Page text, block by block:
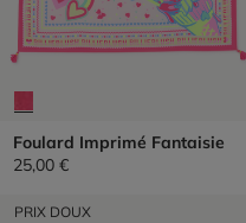
Foulard Imprimé Fantaisie
25,00 €
PRIX DOUX